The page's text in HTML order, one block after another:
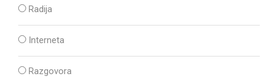
Radija
Interneta
Razgovora